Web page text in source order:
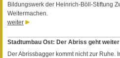
Bildungswerk der Heinrich-Böll-Stiftung
Weitermachen.
weiter
Stadtumbau Ost: Der Abriss geht weiter
Der Abrissbagger kommt nicht zur Ruhe.